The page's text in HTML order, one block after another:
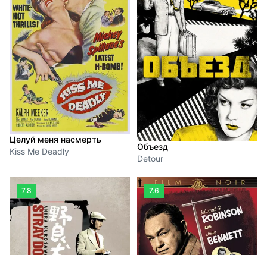
Целуй меня насмерть
Kiss Me Deadly
Объезд
Detour
7.8 7.6